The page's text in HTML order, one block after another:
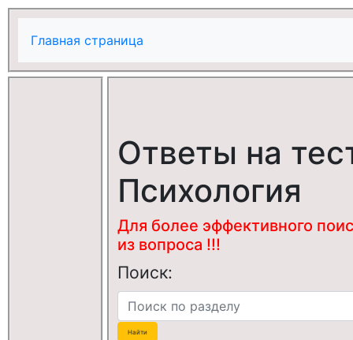
Главная страница
Ответы на
Психология
Для более эффективного
из вопроса !!!
Поиск: